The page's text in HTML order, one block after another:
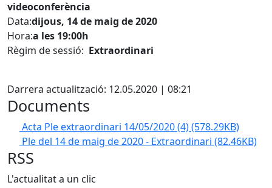
videoconferència
Data:dijous, 14 de maig de 2020
Hora:a les 19:00h
Règim de sessió: Extraordinari
Darrera actualització: 12.05.2020 | 08:21
Documents
Acta Ple extraordinari 14/05/2020 (4)(578.29KB)
Ple del 14 de maig de 2020 - Extraordinari (82.46KB)
RSS
L'actualitat a un clic